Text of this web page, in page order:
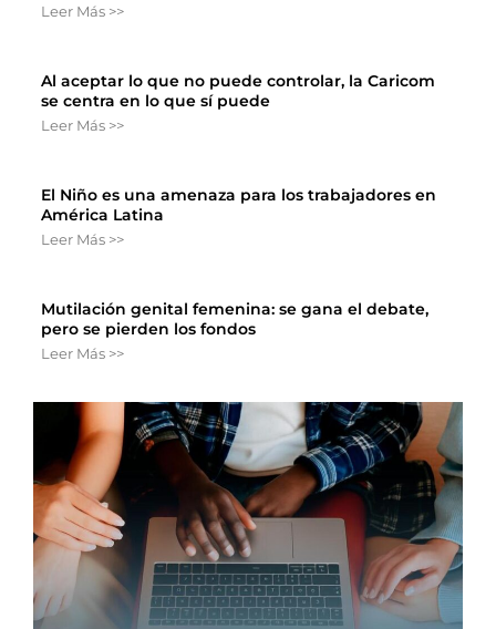
Leer Más >>
Al aceptar lo que no puede controlar, la Caricom
se centra en lo que sí puede
Leer Más >>
El Niño es una amenaza para los trabajadores en
América Latina
Leer Más >>
Mutilación genital femenina: se gana el debate,
pero se pierden los fondos
Leer Más >>